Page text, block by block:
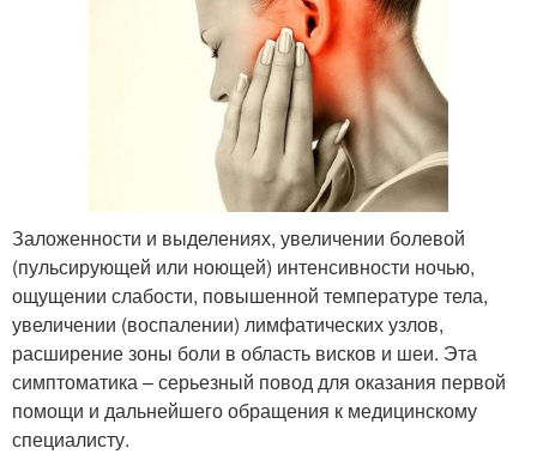
Заложенности и выделениях, увеличении болевой
(пульсирующей или ноющей) интенсивности ночью,
ощущении слабости, повышенной температуре тела,
увеличении (воспалении) лимфатических узлов,
расширение зоны боли в область висков и шеи. Эта
симптоматика – серьезный повод для оказания первой
помощи и дальнейшего обращения к медицинскому
специалисту.